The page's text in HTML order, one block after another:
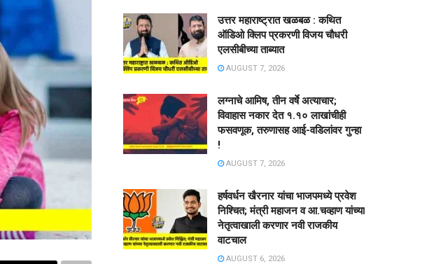
उत्तर महाराष्ट्रात खळबळ : कथित
ऑडिओ क्लिप प्रकरणी विजय चौधरी
एलसीबीच्या ताब्यात
AUGUST 7, 2026
लग्नाचे आमिष, तीन वर्षे अत्याचार;
विवाहास नकार देत १.१० लाखांचीही
फसवणूक, तरुणासह आई-वडिलांवर गुन्हा
!
AUGUST 7, 2026
हर्षवर्धन खैरनार यांचा भाजपमध्ये प्रवेश
निश्चित; मंत्री महाजन व आ.चव्हाण यांच्या
नेतृत्वाखाली करणार नवी राजकीय
वाटचाल
AUGUST 6, 2026